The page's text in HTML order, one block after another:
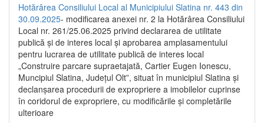
Hotărârea Consiliului Local al Municipiului Slatina nr. 443 din
30.09.2025- modificarea anexei nr. 2 la Hotărârea Consiliului
Local nr. 261/25.06.2025 privind declararea de utilitate
publică şi de interes local şi aprobarea amplasamentului
pentru lucrarea de utilitate publică de interes local
„Construire parcare supraetajată, Cartier Eugen Ionescu,
Muncipiul Slatina, Judeţul Olt”, situat în municipiul Slatina şi
declanşarea procedurii de expropriere a imobilelor cuprinse
în coridorul de expropriere, cu modificările şi completările
ulterioare